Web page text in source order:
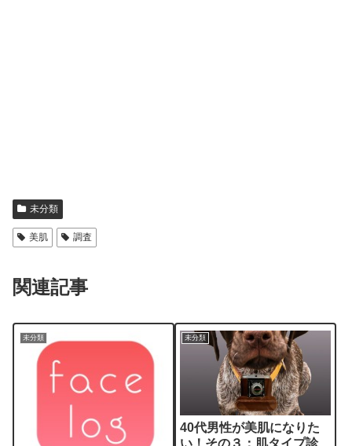
未分類
美肌 調査
関連記事
未分類 未分類
40代男性が美肌になりた